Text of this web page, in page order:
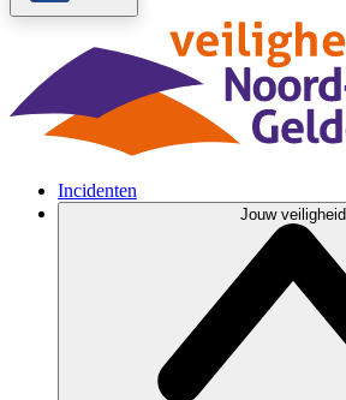
Incidenten
Jouw veiligheid